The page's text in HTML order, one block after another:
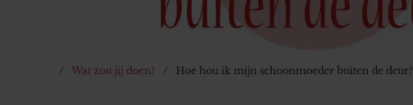
Wat zou jij doen? Hoe hou ik mijn schoonmoeder buiten de deur?